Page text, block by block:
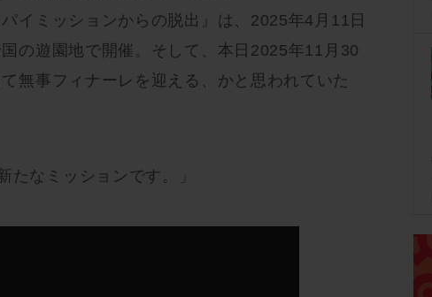
イミッションからの脱出』は、2025年4月11日
国の遊園地で開催。そして、本日2025年11月30
無事フィナーレを迎える、かと思われていた
たなミッションです。」